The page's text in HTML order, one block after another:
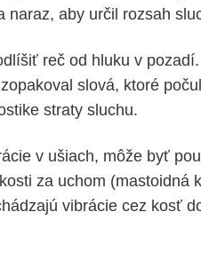
naraz, aby určil rozsah
reč od hluku v
slová, ktoré
straty sluchu.
v ušiach, môže byť
za uchom (mastoidná
vibrácie cez kosť